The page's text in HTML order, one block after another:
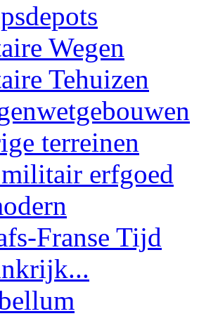
Wegen
Tehuizen
terreinen
erfgoed
Franse Tijd